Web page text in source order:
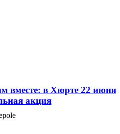
вместе: в Хюрте 22 июня
акция